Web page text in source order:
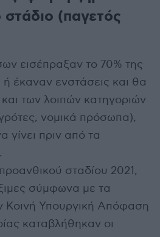
(παγετός
εισέπραξαν το 70% της
έκαναν ενστάσεις και θα
των λοιπών κατηγοριών
νομικά πρόσωπα),
γίνει πριν από τα
προανθικού σταδίου 2021,
σύμφωνα με τα
Κοινή Υπουργική Απόφαση
καταβλήθηκαν οι